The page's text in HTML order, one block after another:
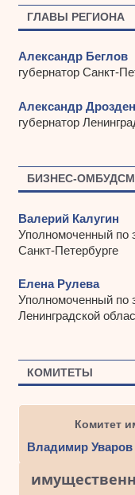
ГЛАВЫ РЕГИОНА
Александр Беглов
губернатор Санкт-
Александр
губернатор
БИЗНЕС-
Валерий Калугин
Уполномоченный по
Санкт-Петербурге
Елена Рулева
Уполномоченный по
Ленинградской
КОМИТЕТЫ
Комитет
Владимир Уваров
ы